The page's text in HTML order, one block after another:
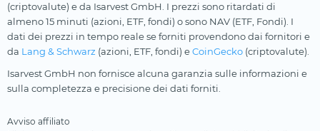
(criptovalute) e da Isarvest GmbH. I prezzi sono ritardati di
almeno 15 minuti (azioni, ETF, fondi) o sono NAV (ETF, Fondi). I
dati dei prezzi in tempo reale se forniti provendono dai fornitori e
da Lang & Schwarz (azioni, ETF, fondi) eCoinGecko (criptovalute).
Isarvest GmbH non fornisce alcuna garanzia sulle informazioni e
sulla completezza e precisione dei dati forniti.
Avviso affiliato